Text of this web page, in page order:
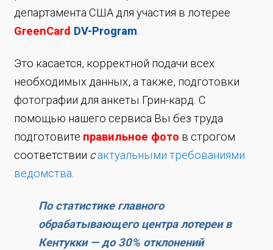
департамента США для участия в лотерее
GreenCard DV-Program.
Это касается, корректной подачи всех
необходимых данных, а также, подготовки
фотографии для анкеты Грин-кард. С
помощью нашего сервиса Вы без труда
подготовите правильное фото в строгом
соответствии сактуальными требованиями
ведомства.
По статистике главного
обрабатывающего центра лотереи в
Кентукки — до 30% отклонений